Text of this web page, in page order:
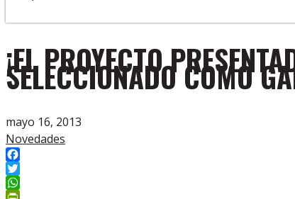
¡EL PROYECTO
SELECCIONADO COMO
mayo 16, 2013
Novedades
Facebook
Twitter